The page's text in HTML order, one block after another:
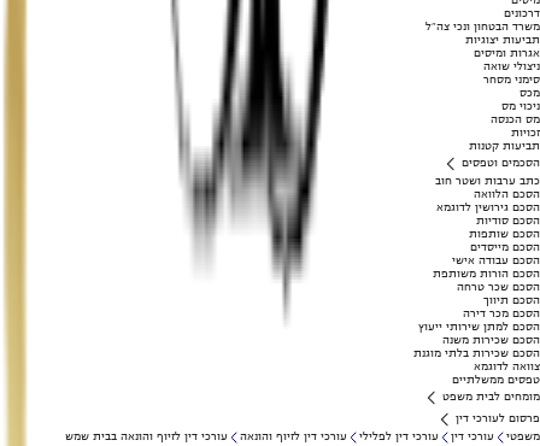
דרכונים
משרד הבטחון ונכי צה"ל
תביעות יצוגיות
אגרות ומיסים
ניצולי שואה
סימני מסחר
מכס
ניכוי מס
מס הכנסה
זכויות
תביעות קטנות
הסכמים וטפסים
כתב ערבות ושטר חוב
הסכם הלוואה
הסכם גירושין לדוגמא
הסכם סודיות
הסכם שותפות
הסכם מייסדים
הסכם עבודה אישי
הסכם הורות משותפת
הסכם שכר טרחה
הסכם תיווך
הסכם מכר דירה
הסכם למתן שירותי ייעוץ
הסכם שכירות משנה
הסכם שכירות בלתי מוגנת
צוואה לדוגמא
טפסים ממשלתיים
מומחים לבית משפט
פרסום לעורכי דין
משפטי
עורכי דין עורכי דין לפלילי עורכי דין לזיוף והונאה עורכי דין לזיוף והונאה בבית שמש